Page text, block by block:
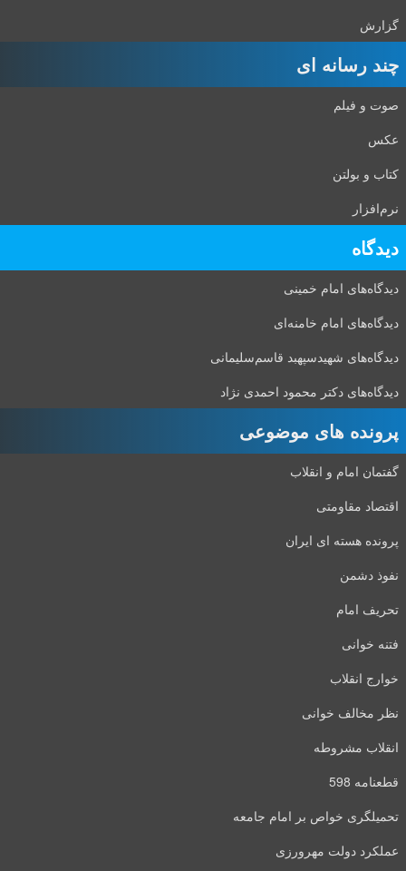
گزارش
چند رسانه ای
صوت و فیلم
عکس
کتاب و بولتن
نرم‌افزار
دیدگاه‌
دیدگاه‌های امام خمینی
دیدگاه‌های امام خامنه‌ای
دیدگاه‌های شهید‌سپهبد قاسم‌سلیمانی
دیدگاه‌های دکتر محمود احمدی نژاد
پرونده های موضوعی
گفتمان امام و انقلاب
اقتصاد مقاومتی
پرونده هسته ای ایران
نفوذ دشمن
تحریف امام
فتنه خوانی
خوارج انقلاب
نظر مخالف خوانی
انقلاب مشروطه
قطعنامه 598
تحمیلگری خواص بر امام جامعه
عملکرد دولت مهرورزی